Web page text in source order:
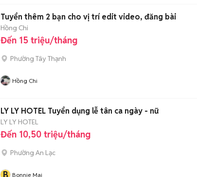
Tuyển thêm 2 bạn cho vị trí edit video, đăng bài
Hồng Chi
Đến 15 triệu/tháng
Phường Tây Thạnh
Hồng Chi
LY LY HOTEL Tuyển dụng lễ tân ca ngày - nữ
LY LY HOTEL
Đến 10,50 triệu/tháng
Phường An Lạc
B Bonnie Mai